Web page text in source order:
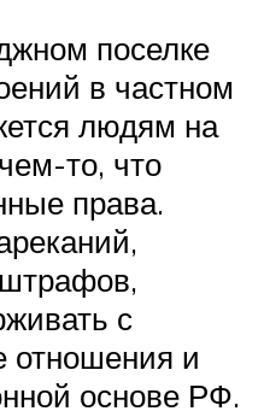
поселке
в частном
людям на
то, что
права.
с
отношения и
основе РФ.